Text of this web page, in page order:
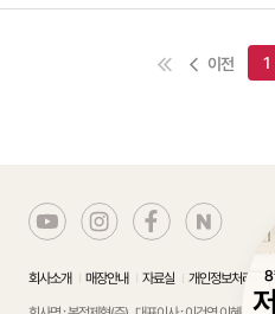
이전 1
회사소개 매장안내 자료실 개인정보처리방침